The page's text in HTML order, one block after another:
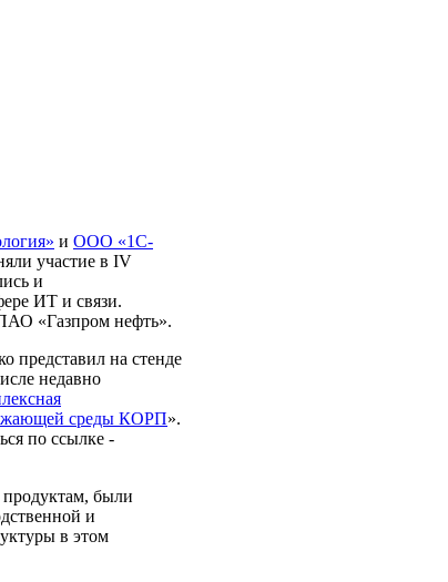
и ООО «1С-
участие в IV
и
ИТ и связи.
«Газпром нефть».
представил на стенде
недавно
среды КОРП».
по ссылке -
были
и
в этом